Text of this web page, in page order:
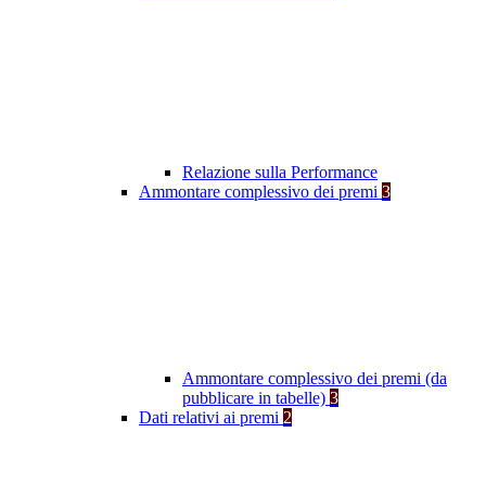
Relazione sulla Performance
Ammontare complessivo dei premi 3
Ammontare complessivo dei premi (da
pubblicare in tabelle) 3
Dati relativi ai premi 2